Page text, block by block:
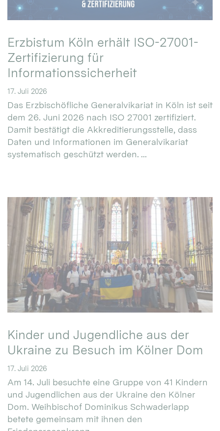
Erzbistum Köln erhält ISO-27001-
Zertifizierung für
Informationssicherheit
17. Juli 2026
Das Erzbischöfliche Generalvikariat in Köln ist seit
dem 26. Juni 2026 nach ISO 27001 zertifiziert.
Damit bestätigt die Akkreditierungsstelle, dass
Daten und Informationen im Generalvikariat
systematisch geschützt werden. ...
Kinder und Jugendliche aus der
Ukraine zu Besuch im Kölner Dom
17. Juli 2026
Am 14. Juli besuchte eine Gruppe von 41 Kindern
und Jugendlichen aus der Ukraine den Kölner
Dom. Weihbischof Dominikus Schwaderlapp
betete gemeinsam mit ihnen den